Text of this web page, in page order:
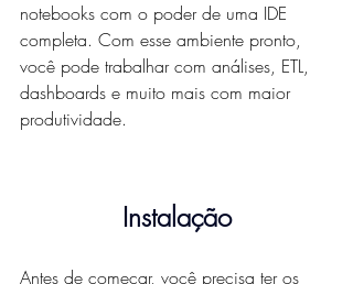
notebooks com o poder de uma IDE
completa. Com esse ambiente pronto,
você pode trabalhar com análises, ETL,
dashboards e muito mais com maior
produtividade.
Instalação
Antes de começar, você precisa ter os